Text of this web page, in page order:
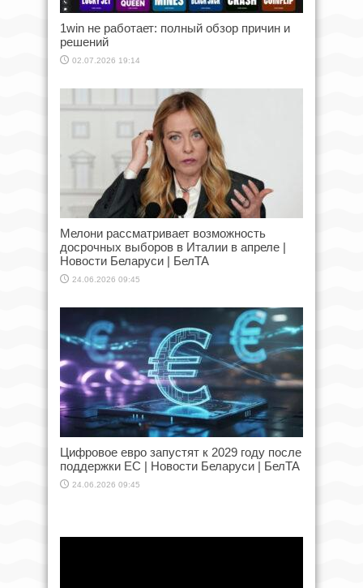
1win не работает: полный обзор причин и
решений
02.07.2026 19:14
Мелони рассматривает возможность
досрочных выборов в Италии в апреле |
Новости Беларуси | БелТА
24.06.2026 09:45
Цифровое евро запустят к 2029 году после
поддержки ЕС | Новости Беларуси | БелТА
24.06.2026 09:45